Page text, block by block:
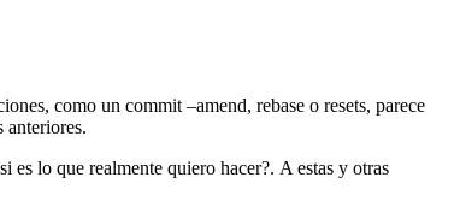
como un commit –amend, rebase o resets, parece
anteriores.
lo que realmente quiero hacer?. A estas y otras